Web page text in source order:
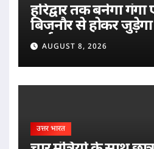
हरिद्वार तक बनेगा
बिजनौर से होकर
मार्गAUGUST 8, 2026
उत्तर भारत